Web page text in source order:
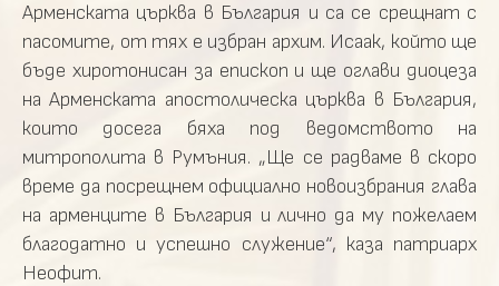
Арменската църква в България и са се срещнат с
пасомите, от тях е избран архим. Исаак, който ще
бъде хиротонисан за епископ и ще оглави диоцеза
на Арменската апостолическа църква в България,
които досега бяха под ведомството на
митрополита в Румъния. „Ще се радваме в скоро
време да посрещнем официално новоизбрания глава
на арменците в България и лично да му пожелаем
благодатно и успешно служение“, каза патриарх
Неофит.